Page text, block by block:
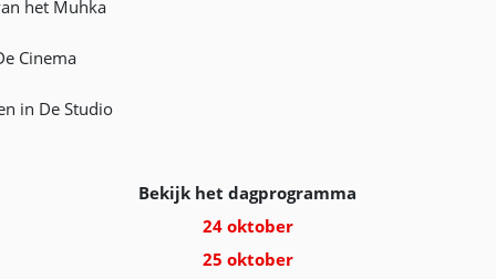
het Muhka
Cinema
in De Studio
Bekijk het dagprogramma
24 oktober
25 oktober